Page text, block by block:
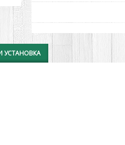
УСТАНОВКА